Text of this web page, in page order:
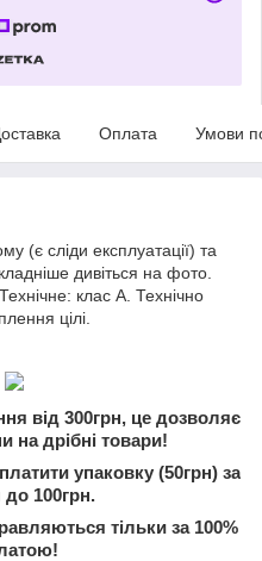
Оплата Умови
(є сліди експлуатації) та
дивіться на фото.
клас A. Технічно
цілі.
від 300грн, це дозволяє
на дрібні товари!
упаковку (50грн) за
100грн.
тільки за 100%